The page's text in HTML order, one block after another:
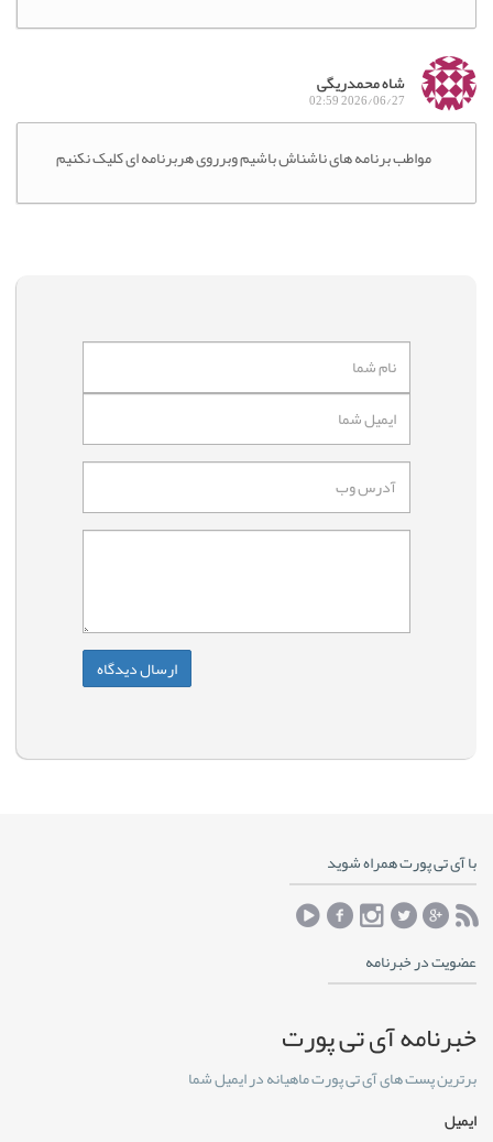
شاه محمدریگی
2026/06/27 02:59
مواطب برنامه های ناشناش باشیم وبرروی هربرنامه ای کلیک نکنیم
با آی تی پورت همراه شوید
عضویت در خبرنامه
خبرنامه آی تی پورت
برترین پست های آی تی پورت ماهیانه در ایمیل شما
ایمیل